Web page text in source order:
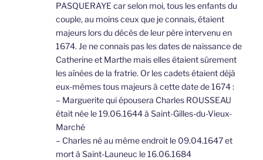
PASQUERAYE car selon moi, tous les enfants du
couple, au moins ceux que je connais, étaient
majeurs lors du décès de leur père intervenu en
1674. Je ne connais pas les dates de naissance de
Catherine et Marthe mais elles étaient sûrement
les aînées de la fratrie. Or les cadets étaient déjà
eux-mêmes tous majeurs à cette date de 1674 :
– Marguerite qui épousera Charles ROUSSEAU
était née le 19.06.1644 à Saint-Gilles-du-Vieux-
Marché
– Charles né au même endroit le 09.04.1647 et
mort à Saint-Launeuc le 16.06.1684